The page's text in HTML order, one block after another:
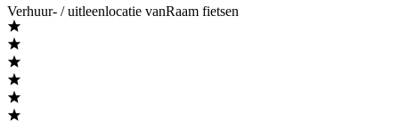
Verhuur- / uitleenlocatie vanRaam fietsen